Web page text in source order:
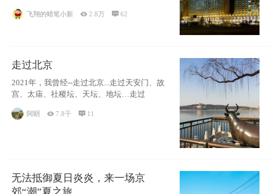
飞翔的蜡笔小新 2.8万 62
走过北京
2021年，我曾经--走过北京...走过天安门、故
宫、太庙、社稷坛、天坛、地坛…走过
阿眀 7.8千  11
无法抵御夏日炎炎，来一场京